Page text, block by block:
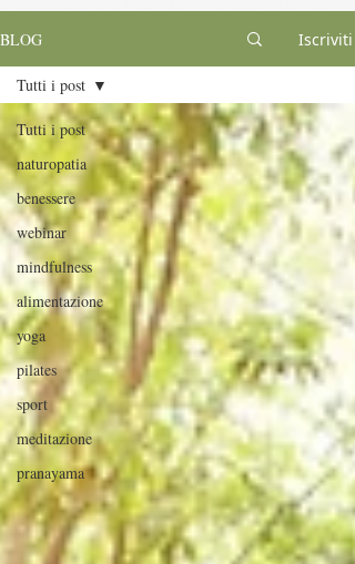
BLOG Iscriviti
Tutti i post
naturopatia
benessere
webinar
mindfulness
alimentazione
yoga
pilates
sport
meditazione
pranayama
Tutti i post